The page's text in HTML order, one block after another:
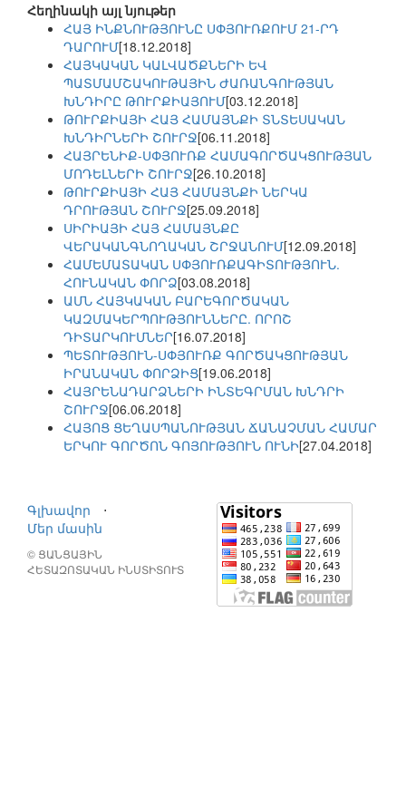
Հեղինակի այլ նյութեր
ՀԱՅ ԻՆՔՆՈՒԹՅՈՒՆԸ ՍՓՅՈՒՌՔՈՒՄ 21-ՐԴ
ԴԱՐՈՒՄ[18.12.2018]
ՀԱՅԿԱԿԱՆ ԿԱԼՎԱԾՔՆԵՐԻ ԵՎ
ՊԱՏՄԱՄՇԱԿՈՒԹԱՅԻՆ ԺԱՌԱՆԳՈՒԹՅԱՆ
ԽՆԴԻՐԸ ԹՈՒՐՔԻԱՅՈՒՄ[03.12.2018]
ԹՈՒՐՔԻԱՅԻ ՀԱՅ ՀԱՄԱՅՆՔԻ ՏՆՏԵՍԱԿԱՆ
ԽՆԴԻՐՆԵՐԻ ՇՈՒՐՋ[06.11.2018]
ՀԱՅՐԵՆԻՔ-ՍՓՅՈՒՌՔ ՀԱՄԱԳՈՐԾԱԿՑՈՒԹՅԱՆ
ՄՈԴԵԼՆԵՐԻ ՇՈՒՐՋ[26.10.2018]
ԹՈՒՐՔԻԱՅԻ ՀԱՅ ՀԱՄԱՅՆՔԻ ՆԵՐԿԱ
ԴՐՈՒԹՅԱՆ ՇՈՒՐՋ[25.09.2018]
ՍԻՐԻԱՅԻ ՀԱՅ ՀԱՄԱՅՆՔԸ
ՎԵՐԱԿԱՆԳՆՈՂԱԿԱՆ ՇՐՋԱՆՈՒՄ[12.09.2018]
ՀԱՄԵՄԱՏԱԿԱՆ ՍՓՅՈՒՌՔԱԳԻՏՈՒԹՅՈՒՆ.
ՀՈՒՆԱԿԱՆ ՓՈՐՁ[03.08.2018]
ԱՄՆ ՀԱՅԿԱԿԱՆ ԲԱՐԵԳՈՐԾԱԿԱՆ
ԿԱԶՄԱԿԵՐՊՈՒԹՅՈՒՆՆԵՐԸ. ՈՐՈՇ
ԴԻՏԱՐԿՈՒՄՆԵՐ[16.07.2018]
ՊԵՏՈՒԹՅՈՒՆ-ՍՓՅՈՒՌՔ ԳՈՐԾԱԿՑՈՒԹՅԱՆ
ԻՐԱՆԱԿԱՆ ՓՈՐՁԻՑ[19.06.2018]
ՀԱՅՐԵՆԱԴԱՐՁՆԵՐԻ ԻՆՏԵԳՐՄԱՆ ԽՆԴՐԻ
ՇՈՒՐՋ[06.06.2018]
ՀԱՅՈՑ ՑԵՂԱՍՊԱՆՈՒԹՅԱՆ ՃԱՆԱՉՄԱՆ ՀԱՄԱՐ
ԵՐԿՈՒ ԳՈՐԾՈՆ ԳՈՅՈՒԹՅՈՒՆ ՈՒՆԻ[27.04.2018]
Գլխավոր
⋅
Մեր մասին
© ՑԱՆՑԱՅԻՆ
ՀԵՏԱԶՈՏԱԿԱՆ ԻՆՍՏԻՏՈՒՏ